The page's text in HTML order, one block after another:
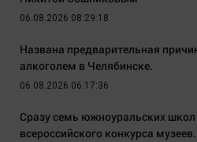
06.08.2026 08:29:18
Названа предварительная
алкоголем в Челябинске.
06.08.2026 06:17:36
Сразу семь южноуральских
всероссийского конкурса музеев.